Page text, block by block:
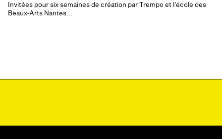
Invitées pour six semaines de création par Trempo et l’école des
Beaux-Arts Nantes...